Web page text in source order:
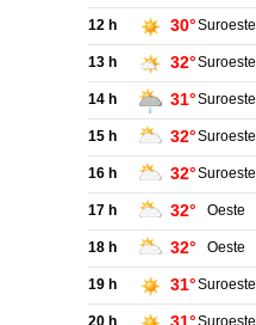
12 h 30°Suroeste
13 h 32°Suroeste
14 h 31°Suroeste
15 h 32°Suroeste
16 h 32°Suroeste
17 h 32° Oeste
18 h 32° Oeste
19 h 31°Suroeste